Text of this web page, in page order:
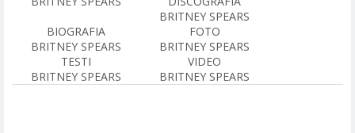
BRITNEY SPEARS
BIOGRAFIA
BRITNEY SPEARS
FOTO
BRITNEY SPEARS
TESTI
BRITNEY SPEARS
VIDEO
BRITNEY SPEARS